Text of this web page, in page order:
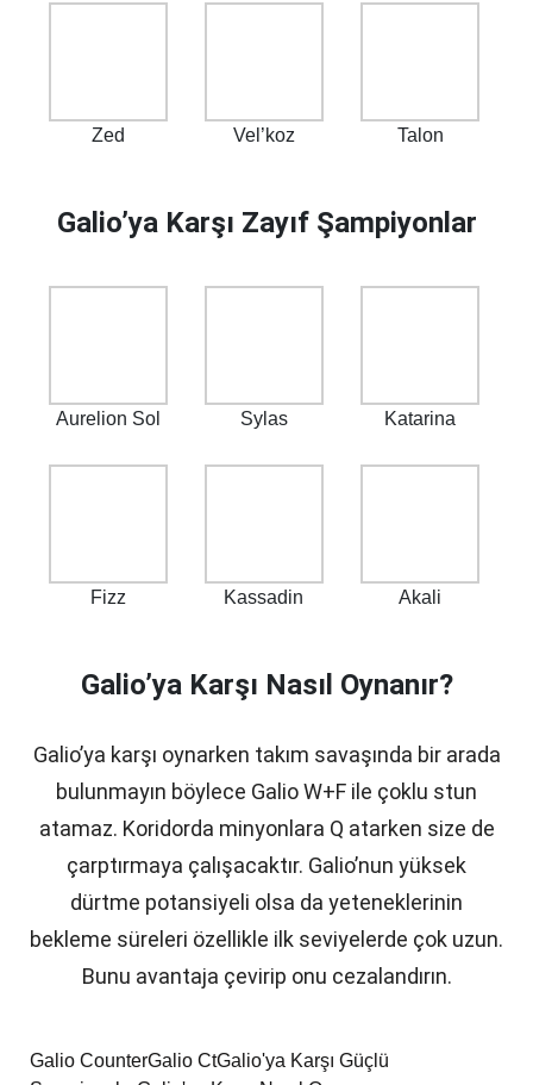
Zed Vel’koz Talon
Galio’ya Karşı Zayıf Şampiyonlar
Aurelion Sol Sylas Katarina
Fizz Kassadin Akali
Galio’ya Karşı Nasıl Oynanır?
Galio’ya karşı oynarken takım savaşında bir arada
bulunmayın böylece Galio W+F ile çoklu stun
atamaz. Koridorda minyonlara Q atarken size de
çarptırmaya çalışacaktır. Galio’nun yüksek
dürtme potansiyeli olsa da yeteneklerinin
bekleme süreleri özellikle ilk seviyelerde çok uzun.
Bunu avantaja çevirip onu cezalandırın.
Galio CounterGalio CtGalio'ya Karşı Güçlü